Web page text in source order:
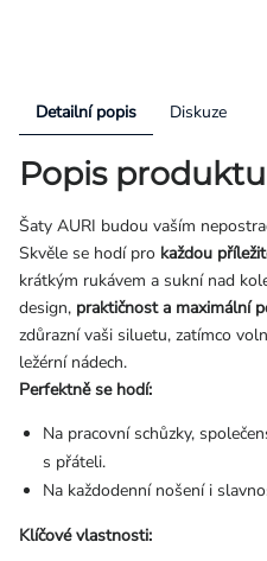
Detailní popis Diskuze
Popis produktu
Šaty AURI budou vaším
Skvěle se hodí pro každou
krátkým rukávem a sukní nad
design, praktičnost a maximální
zdůrazní vaši siluetu, zatímco
ležérní nádech.
Perfektně se hodí:
Na pracovní schůzky,
s přáteli.
Na každodenní nošení i
Klíčové vlastnosti: